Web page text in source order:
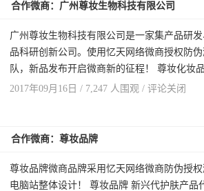
合作微商：广州尊妆生物科技有限公司
广州尊妆生物科技有限公司是一家集产品研
品科研创新公司。使用忆天网络微商授权防
队，新品发布开启微商新的征程！ 尊妆化妆
2017年09月16日 / 7,247 人围观 / 评论关闭
合作微商：尊妆品牌
尊妆品牌微商品牌采用忆天网络微商防伪授
电脑站整体设计！ 尊妆品牌 新兴代护肤产品